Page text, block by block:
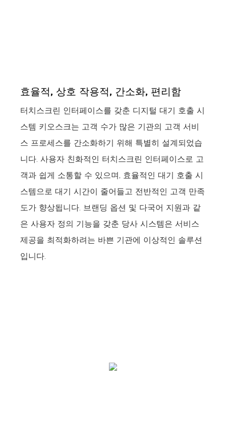
효율적, 상호 작용적, 간소화, 편리함
터치스크린 인터페이스를 갖춘 디지털 대기 호출 시
스템 키오스크는 고객 수가 많은 기관의 고객 서비
스 프로세스를 간소화하기 위해 특별히 설계되었습
니다. 사용자 친화적인 터치스크린 인터페이스로 고
객과 쉽게 소통할 수 있으며, 효율적인 대기 호출 시
스템으로 대기 시간이 줄어들고 전반적인 고객 만족
도가 향상됩니다. 브랜딩 옵션 및 다국어 지원과 같
은 사용자 정의 기능을 갖춘 당사 시스템은 서비스
제공을 최적화하려는 바쁜 기관에 이상적인 솔루션
입니다.